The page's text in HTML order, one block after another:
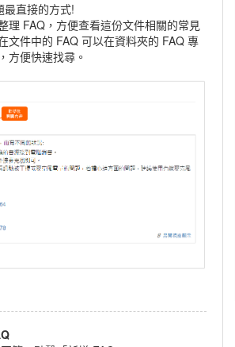
最直接的方式!
理 FAQ，方便查看這份文件相關的常見
文件中的 FAQ 可以在資料夾的 FAQ 專
方便快速找尋。